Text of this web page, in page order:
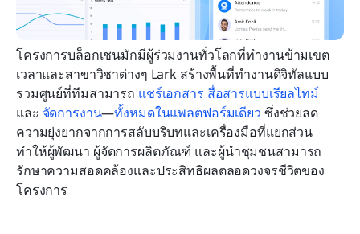
โครงการบล็อกเชนมักมีผู้ร่วมงานทั่วโลกที่ทำงานข้ามเขต
เวลาและสาขาวิชาต่างๆ Lark สร้างพื้นที่ทำงานดิจิทัลแบบ
รวมศูนย์ที่ทีมสามารถ แชร์เอกสาร สื่อสารแบบเรียลไทม์
และ จัดการงาน—ทั้งหมดในแพลตฟอร์มเดียว ซึ่งช่วยลด
ความยุ่งยากจากการสลับบริบทและเครื่องมือที่แยกส่วน
ทำให้ผู้พัฒนา ผู้จัดการผลิตภัณฑ์ และผู้นำชุมชนสามารถ
รักษาความสอดคล้องและประสิทธิผลตลอดวงจรชีวิตของ
โครงการ